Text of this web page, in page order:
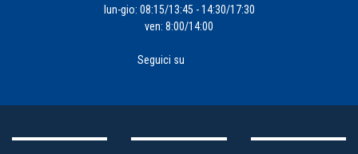
lun-gio: 08:15/13:45 - 14:30/17:30
ven: 8:00/14:00
Seguici su